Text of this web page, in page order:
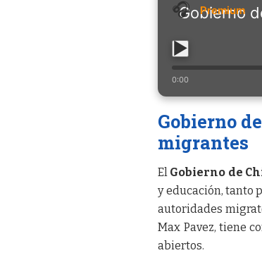
Gobierno
0:00
Gobierno
migrantes
El Gobierno de
y educación, tanto
autoridades
Max Pavez, tiene
abiertos.